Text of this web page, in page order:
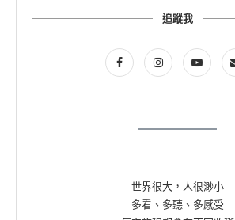
追蹤我
世界很大，人很渺小
多看、多聽、多感受